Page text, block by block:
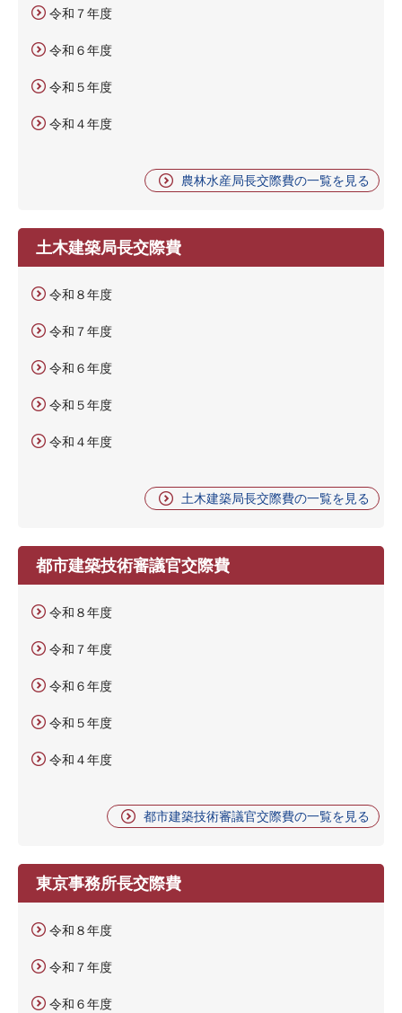
令和７年度
令和６年度
令和５年度
令和４年度
農林水産局長交際費の一覧を見る
土木建築局長交際費
令和８年度
令和７年度
令和６年度
令和５年度
令和４年度
土木建築局長交際費の一覧を見る
都市建築技術審議官交際費
令和８年度
令和７年度
令和６年度
令和５年度
令和４年度
都市建築技術審議官交際費の一覧を見る
東京事務所長交際費
令和８年度
令和７年度
令和６年度